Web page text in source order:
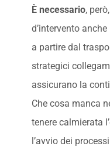
È necessario,
d’intervento
a partire dal
strategici
assicurano la
Che cosa manca
tenere calmierata
l’avvio dei